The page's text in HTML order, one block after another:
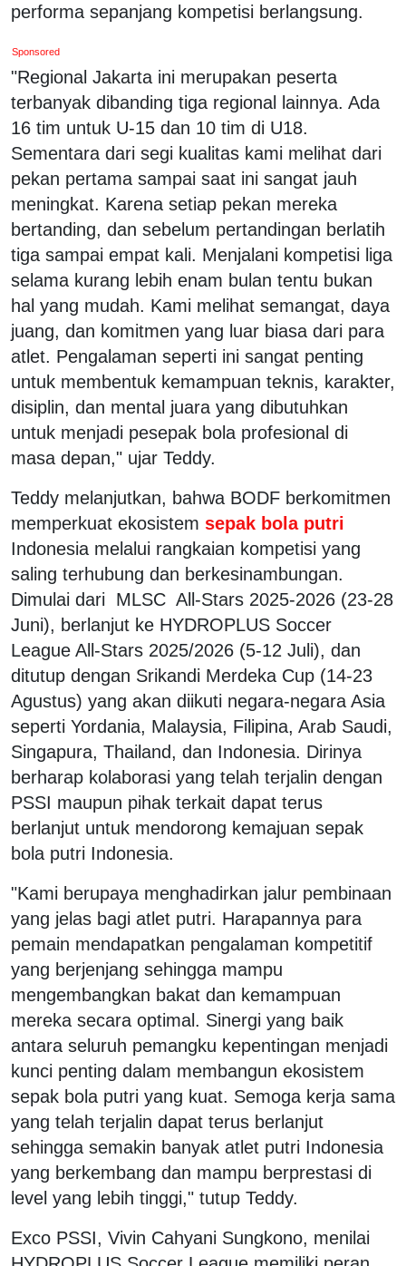
performa sepanjang kompetisi berlangsung.
Sponsored
"Regional Jakarta ini merupakan peserta
terbanyak dibanding tiga regional lainnya. Ada
16 tim untuk U-15 dan 10 tim di U18.
Sementara dari segi kualitas kami melihat dari
pekan pertama sampai saat ini sangat jauh
meningkat. Karena setiap pekan mereka
bertanding, dan sebelum pertandingan berlatih
tiga sampai empat kali. Menjalani kompetisi liga
selama kurang lebih enam bulan tentu bukan
hal yang mudah. Kami melihat semangat, daya
juang, dan komitmen yang luar biasa dari para
atlet. Pengalaman seperti ini sangat penting
untuk membentuk kemampuan teknis, karakter,
disiplin, dan mental juara yang dibutuhkan
untuk menjadi pesepak bola profesional di
masa depan," ujar Teddy.
Teddy melanjutkan, bahwa BODF berkomitmen
memperkuat ekosistem sepak bola putri
Indonesia melalui rangkaian kompetisi yang
saling terhubung dan berkesinambungan.
Dimulai dari MLSC All-Stars 2025-2026 (23-28
Juni), berlanjut ke HYDROPLUS Soccer
League All-Stars 2025/2026 (5-12 Juli), dan
ditutup dengan Srikandi Merdeka Cup (14-23
Agustus) yang akan diikuti negara-negara Asia
seperti Yordania, Malaysia, Filipina, Arab Saudi,
Singapura, Thailand, dan Indonesia. Dirinya
berharap kolaborasi yang telah terjalin dengan
PSSI maupun pihak terkait dapat terus
berlanjut untuk mendorong kemajuan sepak
bola putri Indonesia.
"Kami berupaya menghadirkan jalur pembinaan
yang jelas bagi atlet putri. Harapannya para
pemain mendapatkan pengalaman kompetitif
yang berjenjang sehingga mampu
mengembangkan bakat dan kemampuan
mereka secara optimal. Sinergi yang baik
antara seluruh pemangku kepentingan menjadi
kunci penting dalam membangun ekosistem
sepak bola putri yang kuat. Semoga kerja sama
yang telah terjalin dapat terus berlanjut
sehingga semakin banyak atlet putri Indonesia
yang berkembang dan mampu berprestasi di
level yang lebih tinggi," tutup Teddy.
Exco PSSI, Vivin Cahyani Sungkono, menilai